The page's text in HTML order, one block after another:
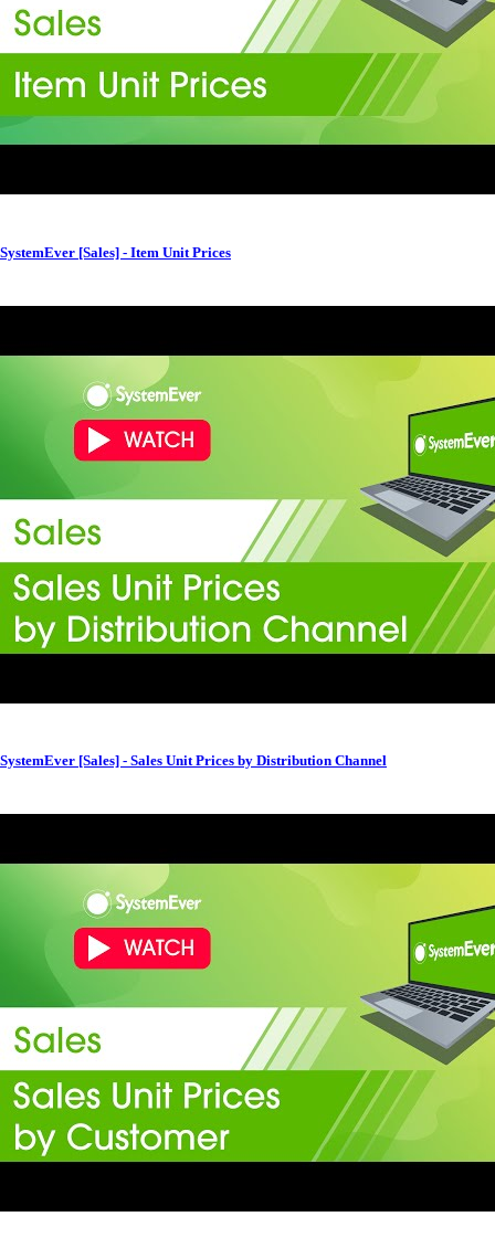
SystemEver [Sales] - Item Unit Prices
SystemEver [Sales] - Sales Unit Prices by Distribution Channel